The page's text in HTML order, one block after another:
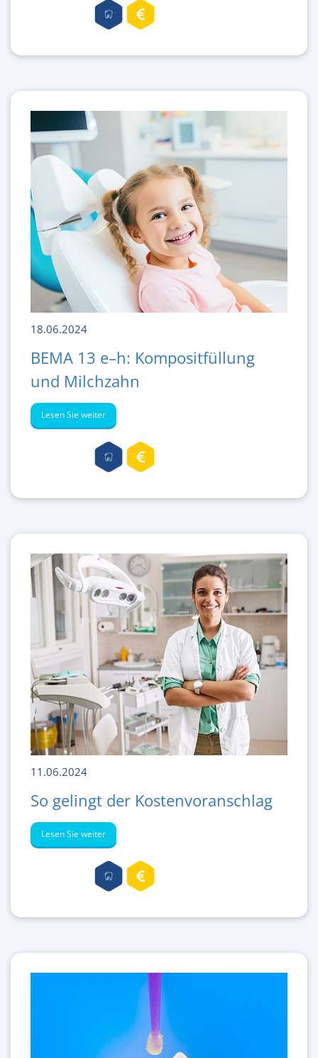
18.06.2024
BEMA 13 e–h: Kompositfüllung
und Milchzahn
Lesen Sie weiter
11.06.2024
So gelingt der Kostenvoranschlag
Lesen Sie weiter